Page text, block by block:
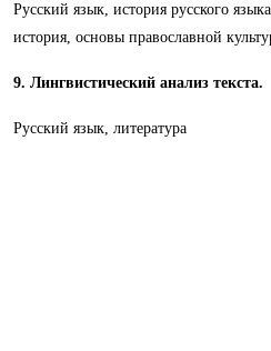
Русский язык, история русского
история, основы православной
9. Лингвистический анализ текста.
Русский язык, литература